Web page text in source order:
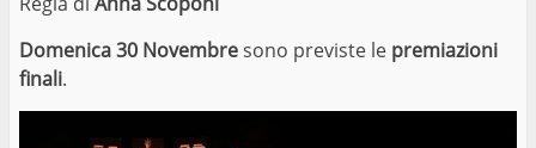
Domenica 30 Novembresono previste le premiazioni
finali.